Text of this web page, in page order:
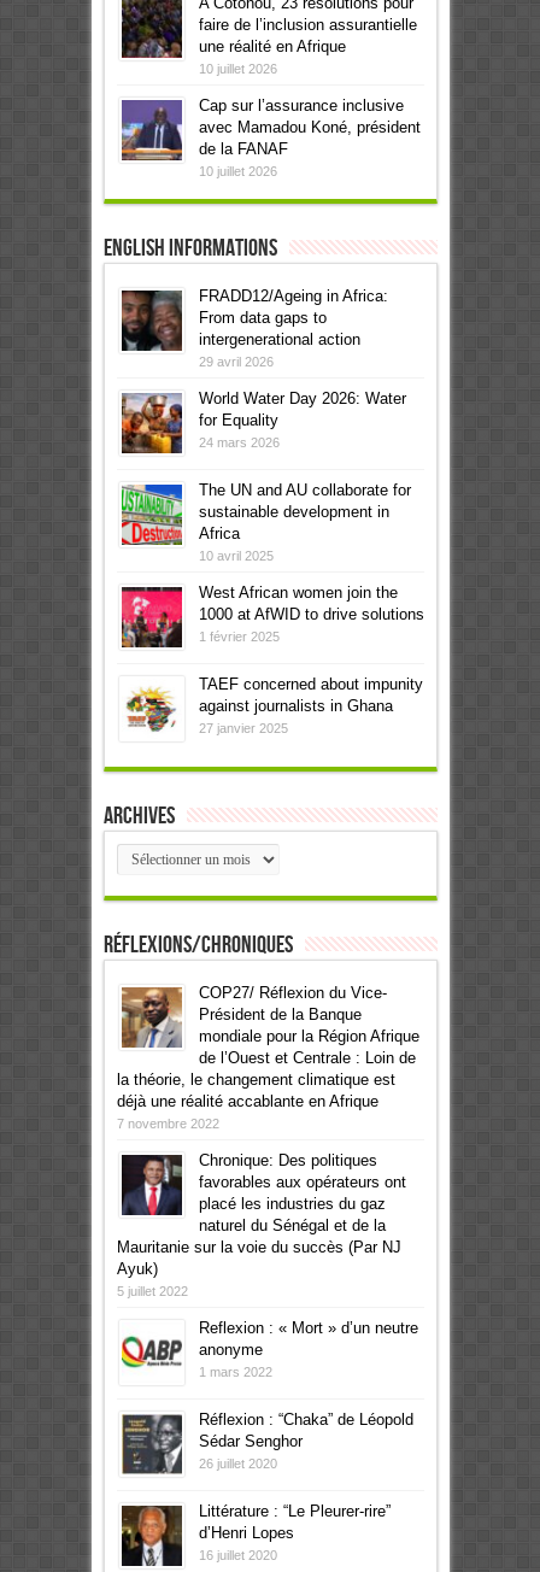
faire de l’inclusion assurantielle
une réalité en Afrique
10 juillet 2026
Cap sur l’assurance inclusive
avec Mamadou Koné, président
de la FANAF
10 juillet 2026
English informations
FRADD12/Ageing in Africa:
From data gaps to
intergenerational action
29 avril 2026
World Water Day 2026: Water
for Equality
24 mars 2026
The UN and AU collaborate for
sustainable development in
Africa
10 avril 2025
West African women join the
1000 at AfWID to drive solutions
1 février 2025
TAEF concerned about impunity
against journalists in Ghana
27 janvier 2025
Archives
Archives
Réflexions/Chroniques
COP27/ Réflexion du Vice-
Président de la Banque
mondiale pour la Région Afrique
de l’Ouest et Centrale : Loin de
la théorie, le changement climatique est
déjà une réalité accablante en Afrique
7 novembre 2022
Chronique: Des politiques
favorables aux opérateurs ont
placé les industries du gaz
naturel du Sénégal et de la
Mauritanie sur la voie du succès (Par NJ
Ayuk)
5 juillet 2022
Reflexion : « Mort » d’un neutre
anonyme
1 mars 2022
Réflexion : “Chaka” de Léopold
Sédar Senghor
26 juillet 2020
Littérature : “Le Pleurer-rire”
d’Henri Lopes
16 juillet 2020